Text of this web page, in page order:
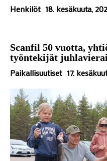
Henkilöt 18. kesäkuuta,
Scanfil 50 vuotta,
työntekijät
Paikallisuutiset 17.